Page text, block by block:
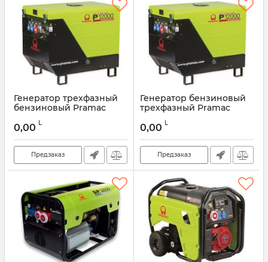
Генератор трехфазный
бензиновый Pramac
0,00 L
Предзаказ
Генератор бензиновый
трехфазный Pramac
DPP
0,00 L
Предзаказ